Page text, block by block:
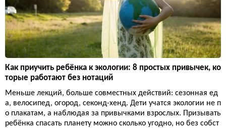
Как приучить ребёнка к экологии: 8 простых привычек, ко
торые работают без нотаций
Меньше лекций, больше совместных действий: сезонная ед
а, велосипед, огород, секонд-хенд. Дети учатся экологии не п
о плакатам, а наблюдая за привычками взрослых. Призывать
ребёнка спасать планету можно сколько угодно, но без собст